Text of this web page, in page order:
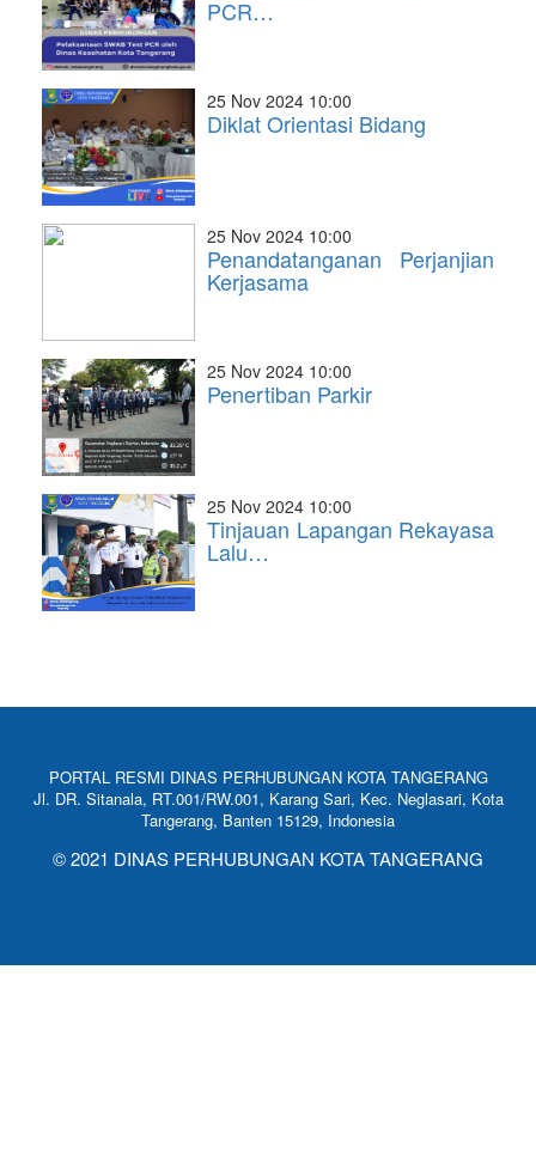
PCR…
25 Nov 2024 10:00
Diklat Orientasi Bidang
25 Nov 2024 10:00
Penandatanganan Perjanjian
Kerjasama
25 Nov 2024 10:00
Penertiban Parkir
25 Nov 2024 10:00
Tinjauan Lapangan Rekayasa
Lalu…
PORTAL RESMI DINAS PERHUBUNGAN KOTA TANGERANG
Jl. DR. Sitanala, RT.001/RW.001, Karang Sari, Kec. Neglasari, Kota
Tangerang, Banten 15129, Indonesia
© 2021 DINAS PERHUBUNGAN KOTA TANGERANG